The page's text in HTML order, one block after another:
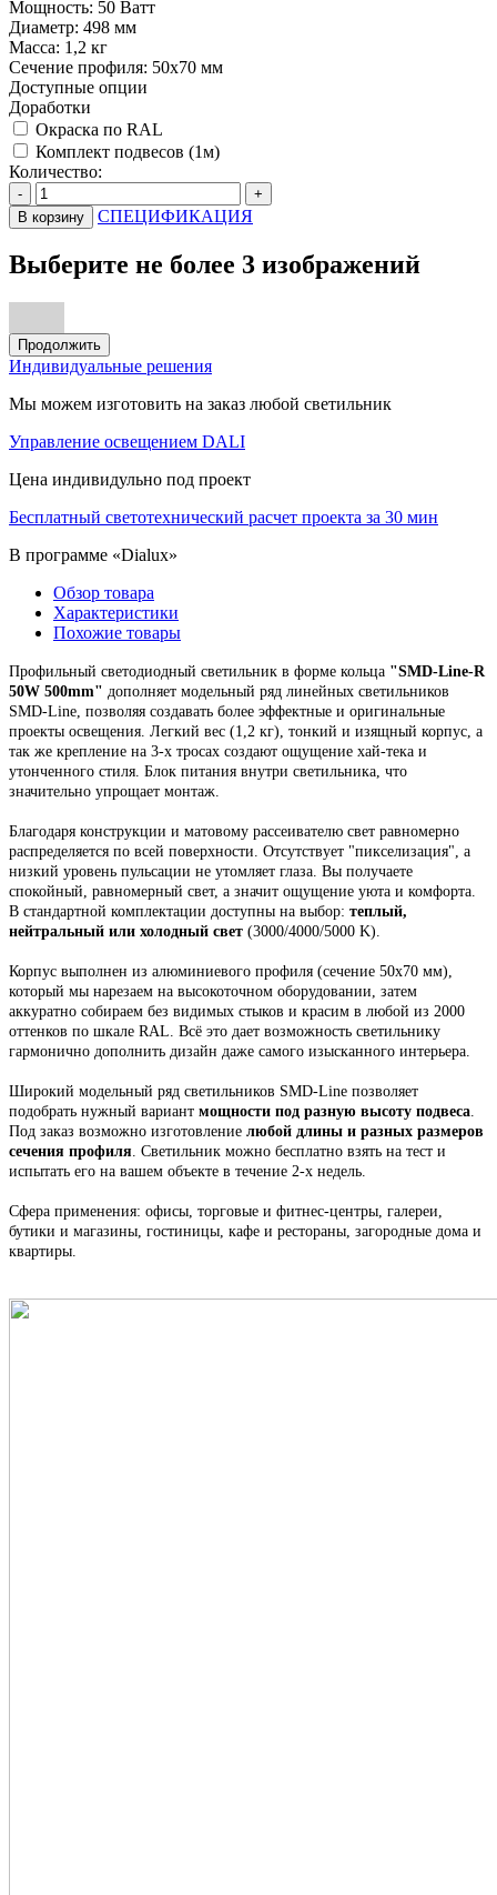
Мощность: 50 Ватт
Диаметр: 498 мм
Масса: 1,2 кг
Сечение профиля: 50х70 мм
Доступные опции
Доработки
Окраска по RAL
Комплект подвесов (1м)
Количество:
-
+
В корзину
СПЕЦИФИКАЦИЯ
Выберите не более 3 изображений
Продолжить
Индивидуальные решения
Мы можем изготовить на заказ любой светильник
Управление освещением DALI
Цена индивидульно под проект
Бесплатный светотехнический расчет проекта за 30 мин
В программе «Dialux»
Обзор товара
Характеристики
Похожие товары
Профильный светодиодный светильник в форме кольца "SMD-Line-R
50W 500mm" дополняет модельный ряд линейных светильников
SMD-Line, позволяя создавать более эффектные и оригинальные
проекты освещения. Легкий вес (1,2 кг), тонкий и изящный корпус, а
так же крепление на 3-х тросах создают ощущение хай-тека и
утонченного стиля. Блок питания внутри светильника, что
значительно упрощает монтаж.
Благодаря конструкции и матовому рассеивателю свет равномерно
распределяется по всей поверхности. Отсутствует "пикселизация", а
низкий уровень пульсации не утомляет глаза. Вы получаете
спокойный, равномерный свет, а значит ощущение уюта и комфорта.
В стандартной комплектации доступны на выбор: теплый,
нейтральный или холодный свет (3000/4000/5000 K).
Корпус выполнен из алюминиевого профиля (сечение 50х70 мм),
который мы нарезаем на высокоточном оборудовании, затем
аккуратно собираем без видимых стыков и красим в любой из 2000
оттенков по шкале RAL. Всё это дает возможность светильнику
гармонично дополнить дизайн даже самого изысканного интерьера.
Широкий модельный ряд светильников SMD-Line позволяет
подобрать нужный вариант мощности под разную высоту подвеса.
Под заказ возможно изготовление любой длины и разных размеров
сечения профиля. Светильник можно бесплатно взять на тест и
испытать его на вашем объекте в течение 2-х недель.
Сфера применения: офисы, торговые и фитнес-центры, галереи,
бутики и магазины, гостиницы, кафе и рестораны, загородные дома и
квартиры.